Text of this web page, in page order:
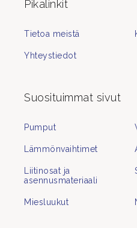
Pikalinkit
Tietoa meistä
Yhteystiedot
Suosituimmat sivut
Pumput
Lämmönvaihtimet
Liitinosat ja
asennusmateriaali
Miesluukut